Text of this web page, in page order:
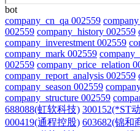
bot
company_cn_qa 002559
002559 company_history 002559
company_inverestment 002559
company_mark 002559
002559 company_price_relation
company_report_analysis 002559
company_season 002559
company_structure 002559
688088(虹软科技) 300152(*ST
000419(通程控股) 603682(锦和